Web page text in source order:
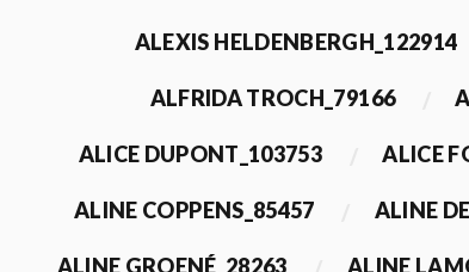
ALEXIS HELDENBERGH_122914
ALFRIDA TROCH_79166
ALICE DUPONT_103753 ALICE
ALINE COPPENS_85457 ALINE
ALINE GROENÉ_28263 ALINE